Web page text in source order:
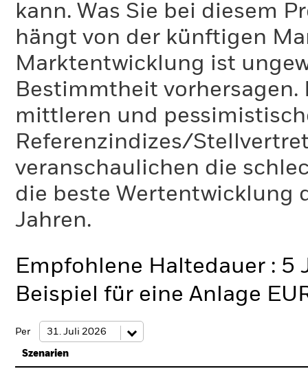
kann. Was Sie bei diesem
hängt von der künftigen
Marktentwicklung ist
Bestimmtheit
mittleren und
Referenzindizes/
veranschaulichen die
die beste Wertentwicklung
Jahren.
Empfohlene Haltedauer : 5
Beispiel für eine Anlage
Per
Szenarien